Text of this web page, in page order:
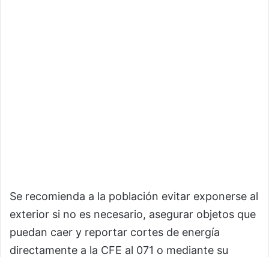
Se recomienda a la población evitar exponerse al
exterior si no es necesario, asegurar objetos que
puedan caer y reportar cortes de energía
directamente a la CFE al 071 o mediante su